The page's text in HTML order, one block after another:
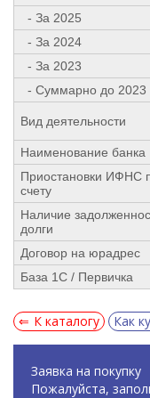
- За 2025
- За 2024
- За 2023
- Суммарно до 2023
Вид деятельности
Наименование банка
Приостановки ИФНС
счету
Наличие
долги
Договор на юрадрес
База 1С / Первичка
К каталогу Как
Заявка на покупку
Пожалуйста,